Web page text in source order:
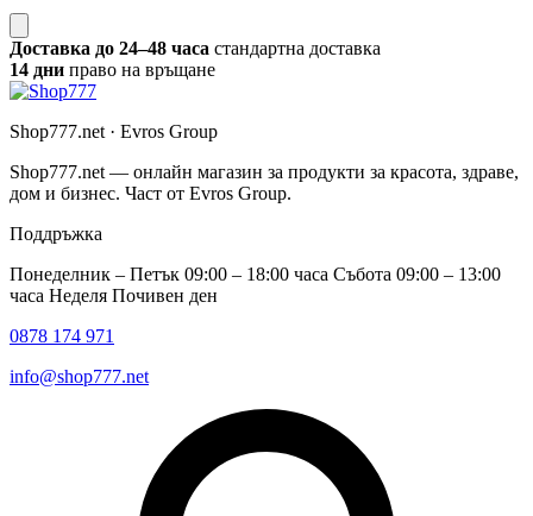
Доставка до 24–48 часа стандартна доставка
14 дни право на връщане
Shop777.net · Evros Group
Shop777.net — онлайн магазин за продукти за красота, здраве,
дом и бизнес. Част от Evros Group.
Поддръжка
Понеделник – Петък 09:00 – 18:00 часа Събота 09:00 – 13:00
часа Неделя Почивен ден
0878 174 971
info@shop777.net